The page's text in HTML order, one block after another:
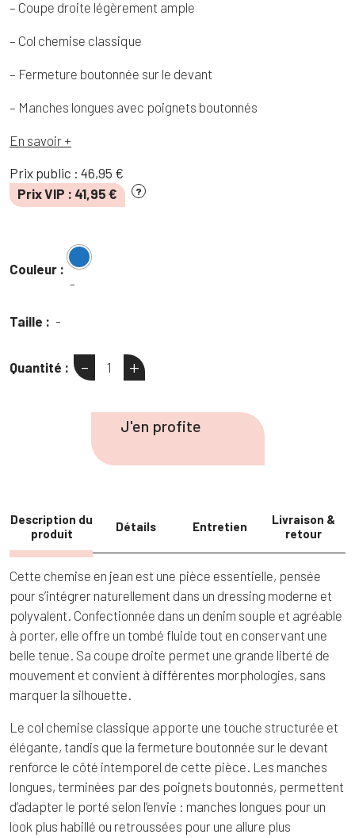
– Coupe droite légèrement ample
– Col chemise classique
– Fermeture boutonnée sur le devant
– Manches longues avec poignets boutonnés
En savoir +
Prix public : 46,95 €
Prix VIP : 41,95 € ?
Couleur :
-
Taille : -
Quantité :
quantité
- +
J'en profite
Description du
produit
Détails Entretien
Livraison &
retour
Cette chemise en jean est une pièce essentielle, pensée
pour s’intégrer naturellement dans un dressing moderne et
polyvalent. Confectionnée dans un denim souple et agréable
à porter, elle offre un tombé fluide tout en conservant une
belle tenue. Sa coupe droite permet une grande liberté de
mouvement et convient à différentes morphologies, sans
marquer la silhouette.
Le col chemise classique apporte une touche structurée et
élégante, tandis que la fermeture boutonnée sur le devant
renforce le côté intemporel de cette pièce. Les manches
longues, terminées par des poignets boutonnés, permettent
d’adapter le porté selon l’envie : manches longues pour un
look plus habillé ou retroussées pour une allure plus